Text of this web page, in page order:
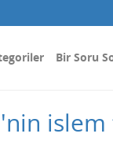
Bir Soru